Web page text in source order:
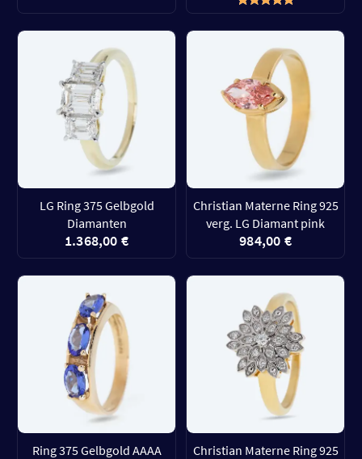
LG Ring 375 Gelbgold
Diamanten
1.368,00 €
Christian Materne Ring 925
verg. LG Diamant pink
984,00 €
Ring 375 Gelbgold AAAA
Christian Materne Ring 925